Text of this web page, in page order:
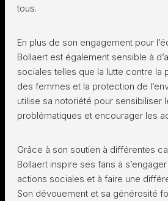
tous.
En plus de son engagement pour
Bollaert est également sensible à
sociales telles que la lutte contre la
des femmes et la protection de
utilise sa notoriété pour sensibiliser
problématiques et encourager les
Grâce à son soutien à différentes
Bollaert inspire ses fans à
actions sociales et à faire une
Son dévouement et sa générosité